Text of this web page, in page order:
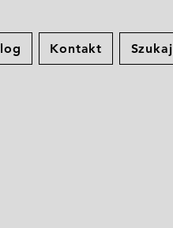
Kontakt Szukaj